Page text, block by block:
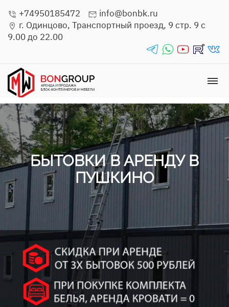
phone_in_talk +74950185472 mark_email_read info@bonbk.ru
location_on г. Одинцово, Транспортный проезд, 9 стр. 9 с
9.00 до 22.00
telegrams_in whatsapp_in youtube_in rutube_in vk_in
dehaze